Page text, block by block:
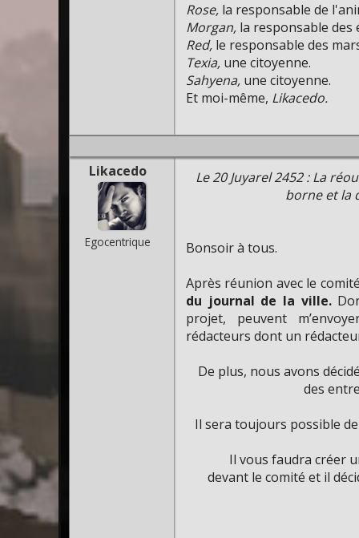
Rose, la responsable de
Morgan, la responsable des
Red, le responsable des
Texia, une citoyenne.
Sahyena, une citoyenne.
Et moi-même, Likacedo.
Likacedo
Egocentrique
Le 20 Juyarel 2452 : La
borne et la
Bonsoir à tous.
Après réunion avec le
du journal de la ville.
projet, peuvent
rédacteurs dont un
De plus, nous avons
des
Il sera toujours possible
Il vous faudra créer
devant le comité et il